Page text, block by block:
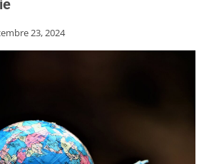
23, 2024